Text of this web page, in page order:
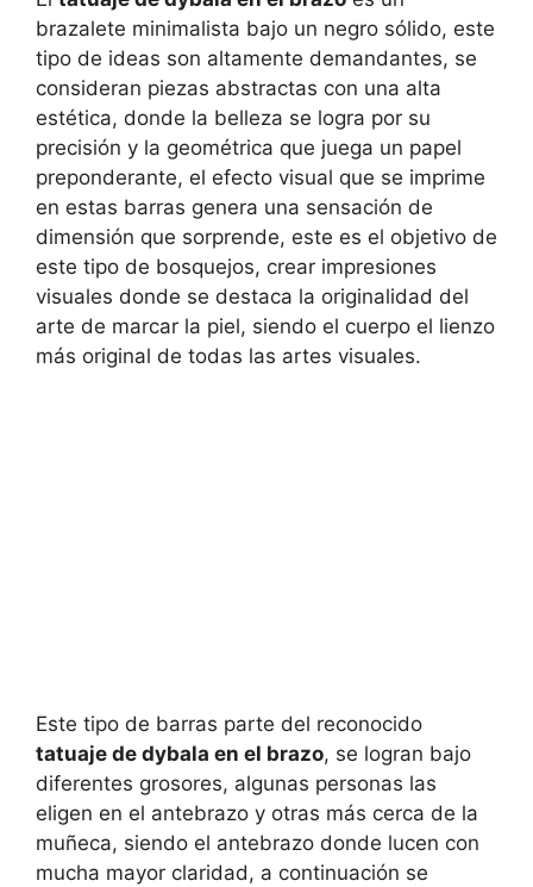
brazalete minimalista bajo un negro sólido, este
tipo de ideas son altamente demandantes, se
consideran piezas abstractas con una alta
estética, donde la belleza se logra por su
precisión y la geométrica que juega un papel
preponderante, el efecto visual que se imprime
en estas barras genera una sensación de
dimensión que sorprende, este es el objetivo de
este tipo de bosquejos, crear impresiones
visuales donde se destaca la originalidad del
arte de marcar la piel, siendo el cuerpo el lienzo
más original de todas las artes visuales.
Este tipo de barras parte del reconocido
tatuaje de dybala en el brazo, se logran bajo
diferentes grosores, algunas personas las
eligen en el antebrazo y otras más cerca de la
muñeca, siendo el antebrazo donde lucen con
mucha mayor claridad, a continuación se